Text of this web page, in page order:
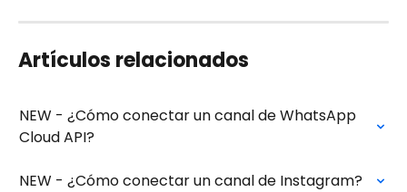
Artículos relacionados
NEW - ¿Cómo conectar un canal de WhatsApp
Cloud API?
NEW - ¿Cómo conectar un canal de Instagram?